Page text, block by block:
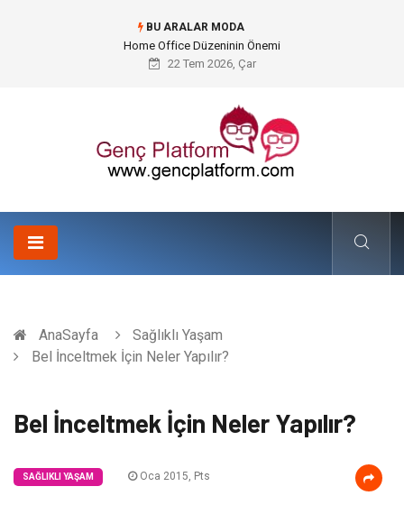
BU ARALAR MODA
Konteyner Nakliye Fiyatları ve Küresel Ticarette Bütçe Yönetimi
22 Tem 2026, Çar
AnaSayfa
Sağlıklı Yaşam
Bel İnceltmek İçin Neler Yapılır?
Bel İnceltmek İçin Neler Yapılır?
SAĞLIKLI YAŞAM Oca 2015, Pts